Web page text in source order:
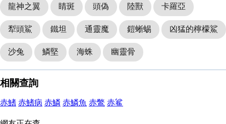
龍神之翼 睛斑 頭偽 陸獸 卡羅亞
犁頭鯊 鐵坦 通靈魔 鎧蜥蜴 凶猛的檸檬鯊
沙兔 鱗堅 海蛛 幽靈骨
相關查詢
赤鰭 赤鰭病 赤鱗 赤鱗魚 赤鷩 赤鲨